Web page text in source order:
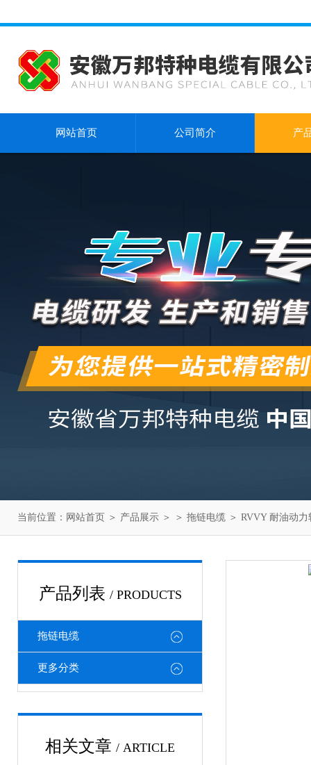
网站首页 公司简介 产
当前位置： 网站首页 ＞ 产品展示 ＞ ＞ 拖链电缆 ＞ RVVY 耐油动
产品列表 / PRODUCTS
拖链电缆
更多分类
相关文章 / ARTICLE